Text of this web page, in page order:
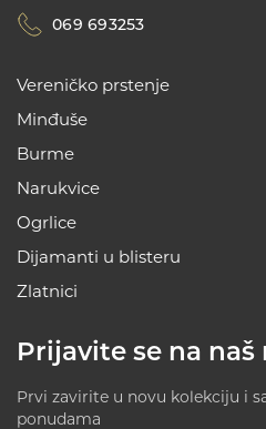
069 693253
Vereničko prstenje
Minđuše
Burme
Narukvice
Ogrlice
Dijamanti u blisteru
Zlatnici
Prijavite se na
Prvi zavirite u novu kolekciju i
ponudama